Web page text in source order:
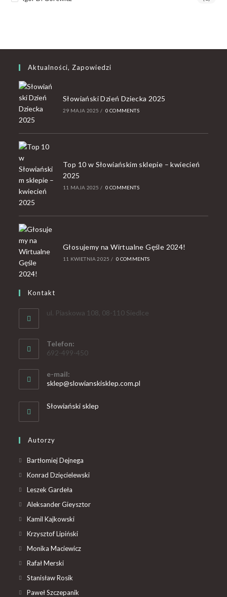
Aktualności, Zapowiedzi
Słowiański Dzień Dziecka 2025
29 MAJA 2025 / 0 COMMENTS
Top 10 w Słowiańskim sklepie – kwiecień
2025
11 MAJA 2025 / 0 COMMENTS
Głosujemy na Wirtualne Gęśle 2024!
11 KWIETNIA 2025 / 0 COMMENTS
Kontakt
ul. Piaskowa 108, 08-110 Siedlce
Telefon:
692-499-450
e-mail:
sklep@slowianskisklep.com.pl
Słowiański sklep
Autorzy
Bartłomiej Dejnega
Konrad Dzięcielewski
Leszek Gardeła
Aleksander Gieysztor
Kamil Kajkowski
Krzysztof Lipiński
Monika Maciewicz
Rafał Merski
Stanisław Rosik
Paweł Szczepanik